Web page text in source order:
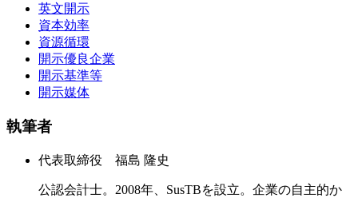
英文開示
資本効率
資源循環
開示優良企業
開示基準等
開示媒体
執筆者
代表取締役 福島 隆史
公認会計士。2008年、SusTBを設立。企業の自主的か